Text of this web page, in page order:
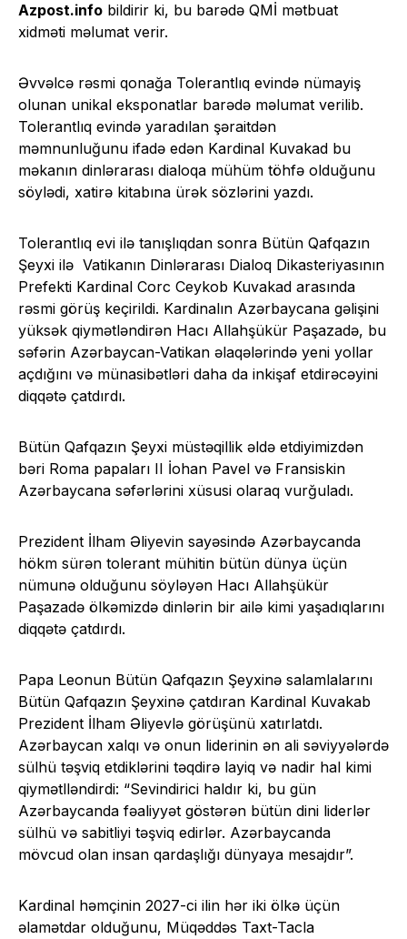
Azpost.info bildirir ki, bu barədə QMİ mətbuat
xidməti məlumat verir.
Əvvəlcə rəsmi qonağa Tolerantlıq evində nümayiş
olunan unikal eksponatlar barədə məlumat verilib.
Tolerantlıq evində yaradılan şəraitdən
məmnunluğunu ifadə edən Kardinal Kuvakad bu
məkanın dinlərarası dialoqa mühüm töhfə olduğunu
söylədi, xatirə kitabına ürək sözlərini yazdı.
Tolerantlıq evi ilə tanışlıqdan sonra Bütün Qafqazın
Şeyxi ilə Vatikanın Dinlərarası Dialoq Dikasteriyasının
Prefekti Kardinal Corc Ceykob Kuvakad arasında
rəsmi görüş keçirildi. Kardinalın Azərbaycana gəlişini
yüksək qiymətləndirən Hacı Allahşükür Paşazadə, bu
səfərin Azərbaycan-Vatikan əlaqələrində yeni yollar
açdığını və münasibətləri daha da inkişaf etdirəcəyini
diqqətə çatdırdı.
Bütün Qafqazın Şeyxi müstəqillik əldə etdiyimizdən
bəri Roma papaları II İohan Pavel və Fransiskin
Azərbaycana səfərlərini xüsusi olaraq vurğuladı.
Prezident İlham Əliyevin sayəsində Azərbaycanda
hökm sürən tolerant mühitin bütün dünya üçün
nümunə olduğunu söyləyən Hacı Allahşükür
Paşazadə ölkəmizdə dinlərin bir ailə kimi yaşadıqlarını
diqqətə çatdırdı.
Papa Leonun Bütün Qafqazın Şeyxinə salamlalarını
Bütün Qafqazın Şeyxinə çatdıran Kardinal Kuvakab
Prezident İlham Əliyevlə görüşünü xatırlatdı.
Azərbaycan xalqı və onun liderinin ən ali səviyyələrdə
sülhü təşviq etdiklərini təqdirə layiq və nadir hal kimi
qiymətlləndirdi: “Sevindirici haldır ki, bu gün
Azərbaycanda fəaliyyət göstərən bütün dini liderlər
sülhü və sabitliyi təşviq edirlər. Azərbaycanda
mövcud olan insan qardaşlığı dünyaya mesajdır”.
Kardinal həmçinin 2027-ci ilin hər iki ölkə üçün
əlamətdar olduğunu, Müqəddəs Taxt-Tacla